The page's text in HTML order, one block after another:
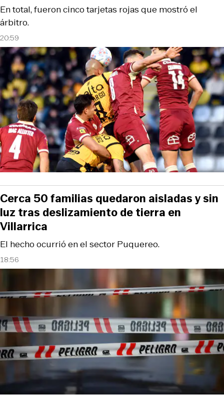
20:59
En total, fueron cinco tarjetas rojas que mostró el
árbitro.
18:56
El hecho ocurrió en el sector Puquereo.
Cerca 50 familias quedaron aisladas y sin
luz tras deslizamiento de tierra en
Villarrica